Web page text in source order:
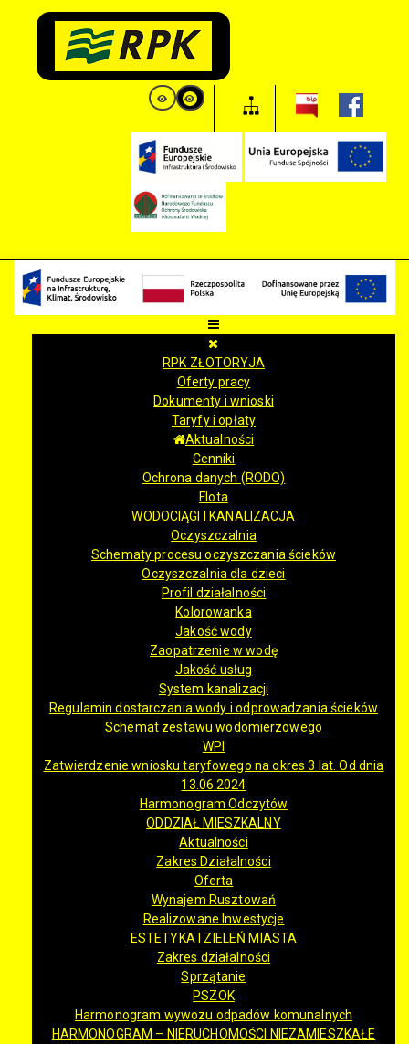
RPK ZŁOTORYJA
Oferty pracy
Dokumenty i wnioski
Taryfy i opłaty
Aktualności
Cenniki
Ochrona danych (RODO)
Flota
WODOCIĄGI I KANALIZACJA
Oczyszczalnia
Schematy procesu oczyszczania ścieków
Oczyszczalnia dla dzieci
Profil działalności
Kolorowanka
Jakość wody
Zaopatrzenie w wodę
Jakość usług
System kanalizacji
Regulamin dostarczania wody i odprowadzania ścieków
Schemat zestawu wodomierzowego
WPI
Zatwierdzenie wniosku taryfowego na okres 3 lat. Od dnia
13.06.2024
Harmonogram Odczytów
ODDZIAŁ MIESZKALNY
Aktualności
Zakres Działalności
Oferta
Wynajem Rusztowań
Realizowane Inwestycje
ESTETYKA I ZIELEŃ MIASTA
Zakres działalności
Sprzątanie
PSZOK
Harmonogram wywozu odpadów komunalnych
HARMONOGRAM – NIERUCHOMOŚCI NIEZAMIESZKAŁE